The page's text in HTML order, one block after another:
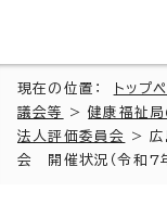
現在の位置： トップ
議会等
>健康福祉
法人評価委員会
> 広
会 開催状況（令和7